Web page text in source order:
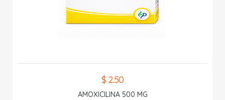
$ 2.50
AMOXICILINA 500 MG